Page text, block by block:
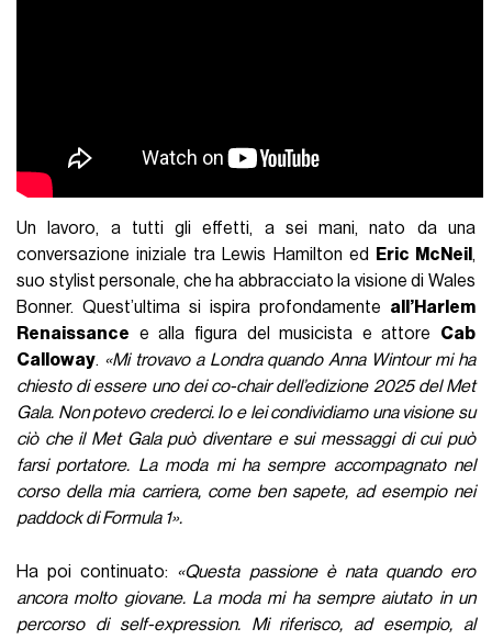
Un lavoro, a tutti gli effetti, a sei mani, nato da una
conversazione iniziale tra Lewis Hamilton ed
Eric McNeil ,
suo stylist personale, che ha abbracciato la visione di Wales
Bonner. Quest’ultima si ispira profondamente all’Harlem
Renaissance e alla figura del musicista e attore Cab
Calloway. «Mi trovavo a Londra quando Anna Wintour mi ha
chiesto di essere uno dei co-chair dell’edizione 2025 del Met
Gala. Non potevo crederci. Io e lei condividiamo una visione su
ciò che il Met Gala può diventare e sui messaggi di cui può
farsi portatore. La moda mi ha sempre accompagnato nel
corso della mia carriera, come ben sapete, ad esempio nei
paddock di Formula 1».
Ha poi continuato: «Questa passione è nata quando ero
ancora molto giovane. La moda mi ha sempre aiutato in un
percorso di self-expression. Mi riferisco, ad esempio, al